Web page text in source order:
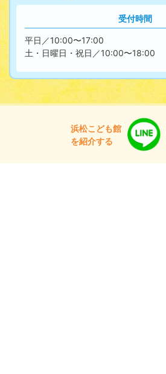
受付時間
平日／10:00〜17:00
土・日曜日・祝日／10:00〜18:00
浜松こども館
を紹介する